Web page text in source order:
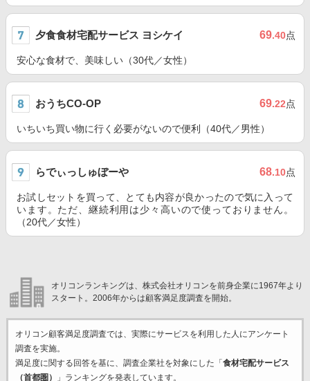
夕食食材宅配サービス ヨシケイ 69.40点
安心な食材で、美味しい（30代／女性）
おうちCO-OP 69.22点
いちいち買い物に行く必要がないので便利（40代／男性）
らでぃっしゅぼーや 68.10点
お試しセットを買って、とても内容が良かったので気に入って
います。ただ、継続利用は少々高いので使っておりません。
（20代／女性）
オリコンランキングは、株式会社オリコンを前身企業に1967年より
スタート。2006年からは顧客満足度調査を開始。
オリコン顧客満足度調査では、実際にサービスを利用した 人にアンケート
調査を実施。
満足度に関する回答を基に、調査企業社を対象にした「 食材宅配サービス
（首都圏）
」ランキングを発表しています。